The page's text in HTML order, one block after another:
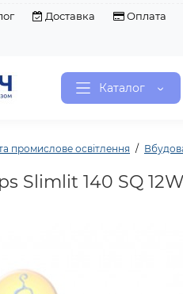
Доставка Оплата
Каталог
промислове освітлення
Slimlit 140 SQ